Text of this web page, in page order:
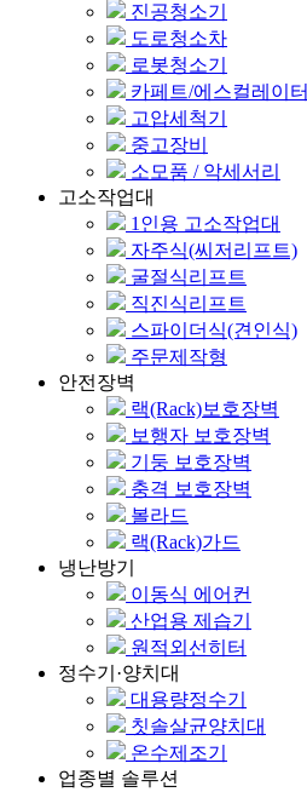
진공청소기
도로청소차
로봇청소기
카페트/에스컬레이터
고압세척기
중고장비
소모품 / 악세서리
고소작업대
1인용 고소작업대
자주식(씨저리프트)
굴절식리프트
직진식리프트
스파이더식(견인식)
주문제작형
안전장벽
랙(Rack)보호장벽
보행자 보호장벽
기둥 보호장벽
충격 보호장벽
볼라드
랙(Rack)가드
냉난방기
이동식 에어컨
산업용 제습기
원적외선히터
정수기·양치대
대용량정수기
칫솔살균양치대
온수제조기
업종별 솔루션